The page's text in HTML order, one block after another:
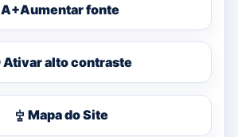
A+Aumentar fonte
Ativar alto contraste
Mapa do Site